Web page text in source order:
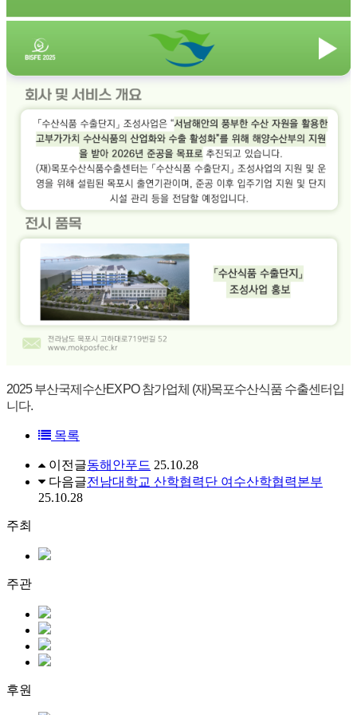
2025 부산국제수산EXPO 참가업체 (재)목포수산식품 수출센터입
니다.
목록
이전글동해안푸드 25.10.28
다음글전남대학교 산학협력단 여수산학협력본부
25.10.28
주최
주관
후원